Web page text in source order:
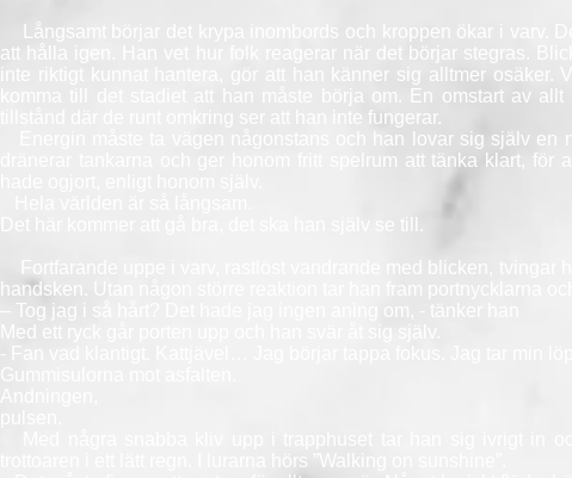
Långsamt börjar det krypa inombords och kroppen ökar i varv.
att hålla igen. Han vet hur folk reagerar när det börjar stegras.
inte riktigt kunnat hantera, gör att han känner sig alltmer osäker.
komma till det stadiet att han måste börja om. En omstart av
tillstånd där de runt omkring ser att han inte fungerar.
Energin måste ta vägen någonstans och han lovar sig själv en
dränerar tankarna och ger honom fritt spelrum att tänka klart, för
Det här kommer att gå bra, det ska han själv se till.
Fortfarande uppe i varv, rastlöst vandrande med blicken, tvingar
handsken. Utan någon större reaktion tar han fram portnycklarna
– Tog jag i så hårt? Det hade jag ingen aning om, - tänker han
Med ett ryck går porten upp och han svär åt sig själv.
- Fan vad klantigt. Kattjävel… Jag börjar tappa fokus. Jag tar min
trottoaren i ett lätt regn. I lurarna hörs ”Walking on sunshine”.